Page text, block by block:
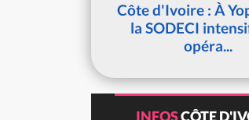
Côte d'Ivoire : À
la SODECI
opéra...
INFOSCÔTE